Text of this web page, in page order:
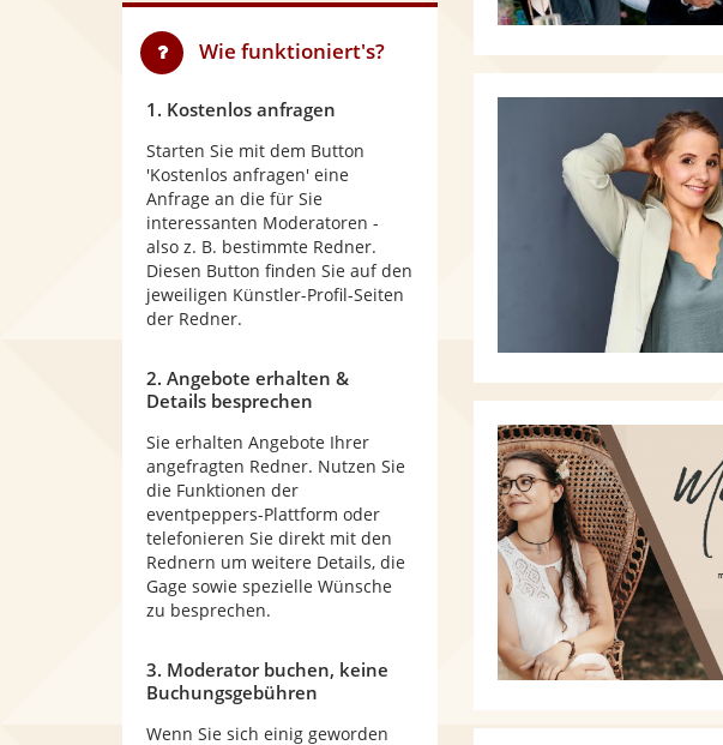
Wie funktioniert's?
1. Kostenlos anfragen
Starten Sie mit dem Button
'Kostenlos anfragen' eine
Anfrage an die für Sie
interessanten Moderatoren -
also z. B. bestimmte Redner.
Diesen Button finden Sie auf den
jeweiligen Künstler-Profil-Seiten
der Redner.
2. Angebote erhalten &
Details besprechen
Sie erhalten Angebote Ihrer
angefragten Redner. Nutzen Sie
die Funktionen der
eventpeppers-Plattform oder
telefonieren Sie direkt mit den
Rednern um weitere Details, die
Gage sowie spezielle Wünsche
zu besprechen.
3. Moderator buchen, keine
Buchungsgebühren
Wenn Sie sich einig geworden